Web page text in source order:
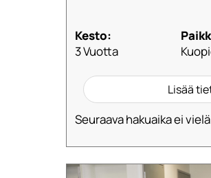
Kesto:
3 Vuotta
Lisää
Seuraava hakuaika ei